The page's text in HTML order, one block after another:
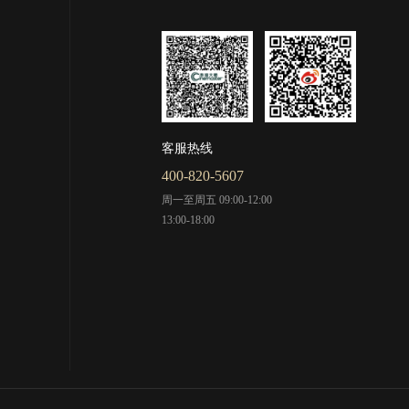
客服热线
400-820-5607
周一至周五 09:00-12:00
13:00-18:00